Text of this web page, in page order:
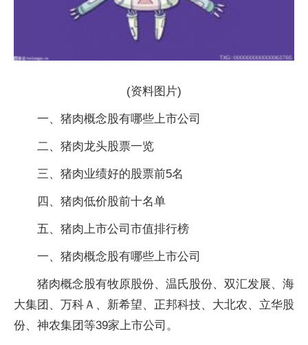
(资料图片)
一、猪肉概念股有哪些上市公司
二、猪肉龙头股票一览
三、猪肉业绩好的股票前5名
四、猪肉低价股前十名单
五、猪肉上市公司市值排行榜
一、猪肉概念股有哪些上市公司
猪肉概念股有牧原股份、温氏股份、双汇发展、海
大集团、万科Ａ、新希望、正邦科技、大北农、立华股
份、神农集团等39家上市公司。